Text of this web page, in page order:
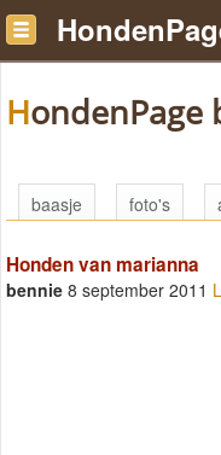
baasje foto's
Honden van marianna
bennie 8 september 2011